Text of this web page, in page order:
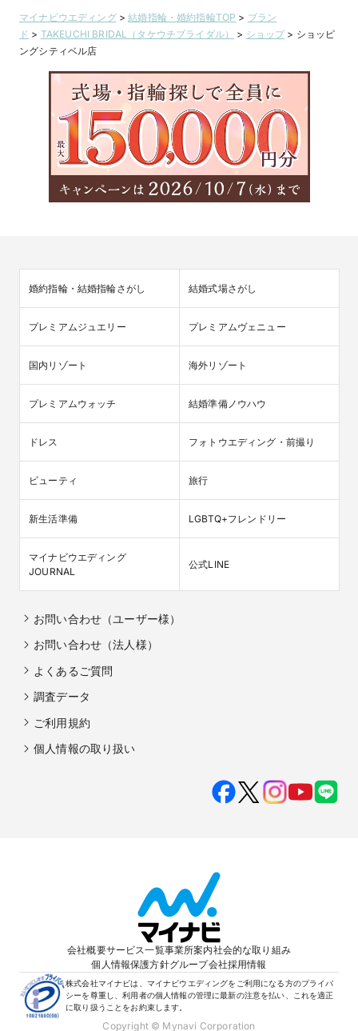
マイナビウエディング>結婚指輪・婚約指輪TOP > ブラン
ド > TAKEUCHI BRIDAL（タケウチブライダル） > ショップ > ショッピ
ングシティベル店
婚約指輪・結婚指輪さがし 結婚式場さがし
プレミアムジュエリー プレミアムヴェニュー
国内リゾート 海外リゾート
プレミアムウォッチ 結婚準備ノウハウ
ドレス フォトウエディング・前撮り
ビューティ 旅行
新生活準備 LGBTQ+フレンドリー
マイナビウエディング
JOURNAL
公式LINE
お問い合わせ（ユーザー様）
お問い合わせ（法人様）
よくあるご質問
調査データ
ご利用規約
個人情報の取り扱い
会社概要サービス一覧事業所案内社会的な取り組み
個人情報保護方針グループ会社採用情報
株式会社マイナビは、マイナビウエディングをご利用になる方のプライバ
シーを尊重し、利用者の個人情報の管理に最新の注意を払い、これを適正
に取り扱うことをお約束します。
Copyright © Mynavi Corporation